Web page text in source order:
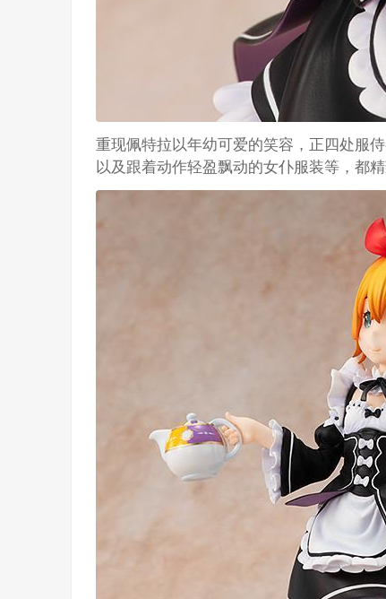
重现佩特拉以年幼可爱的笑容，正四处服
以及跟着动作轻盈飘动的女仆服装等，都精